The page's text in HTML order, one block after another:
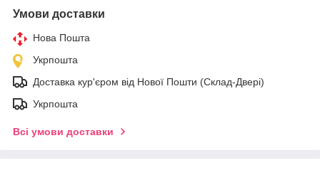
Умови доставки
Нова Пошта
Укрпошта
Доставка кур'єром від Нової Пошти (Склад-Двері)
Укрпошта
Всі умови доставки